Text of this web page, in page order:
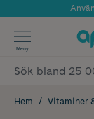
Meny
Hem Vitaminer